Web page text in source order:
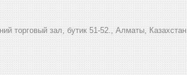
торговый зал, бутик 51-52., Алматы, Казахстан